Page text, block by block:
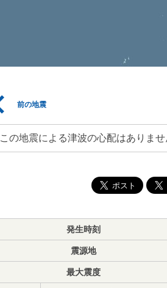
前の地震
この地震による津波の心配はありませ
発生時刻
震源地
最大震度